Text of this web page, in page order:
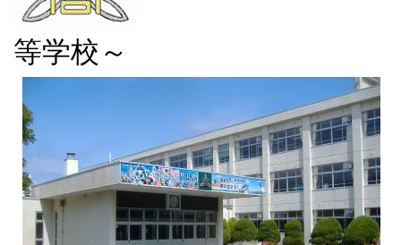
等学校～